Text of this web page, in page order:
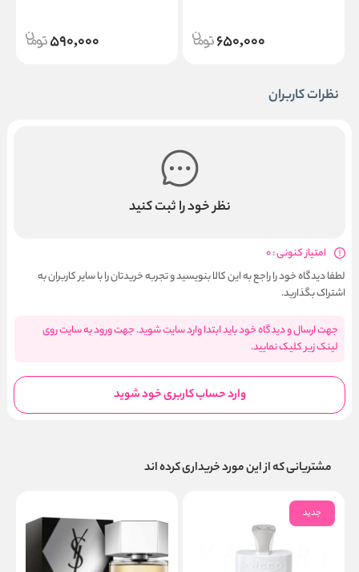
650,000
590,000
نظرات کاربران
نظر خود را ثبت کنید
امتیاز کنونی : 0
لطفا دیدگاه خود را راجع به این کالا بنویسید و تجربه خریدتان را با سایر کاربران به
اشتراک بگذارید.
جهت ارسال و دیدگاه خود باید ابتدا وارد سایت شوید. جهت ورود به سایت روی
لینک زیر کلیک نمایید.
وارد حساب کاربری خود شوید
مشتریانی که از این مورد خریداری کرده اند
جدید